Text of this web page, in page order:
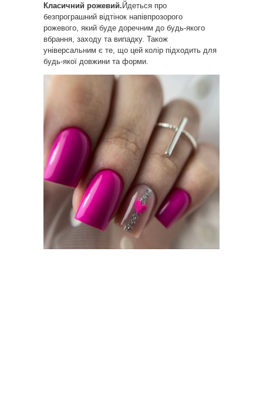
Класичний рожевий.Йдеться про
безпрограшний відтінок напівпрозорого
рожевого, який буде доречним до будь-якого
вбрання, заходу та випадку. Також
універсальним є те, що цей колір підходить для
будь-якої довжини та форми.